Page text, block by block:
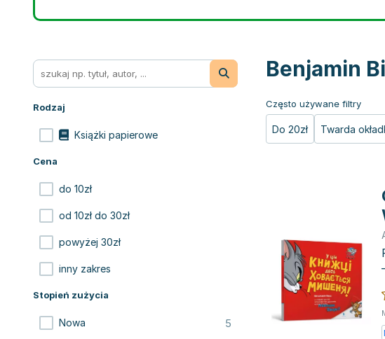
Rodzaj
Książki papierowe
Cena
do 10zł
od 10zł do 30zł
powyżej 30zł
inny zakres
Stopień zużycia
Nowa 5
Benjamin
Często używane filtry
Do 20zł Twarda